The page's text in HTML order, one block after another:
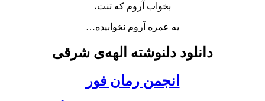
بخواب آروم که تنت،
یه عمره آروم نخوابیده…
دانلود دلنوشته الهه‌ی شرقی
انجمن رمان فور